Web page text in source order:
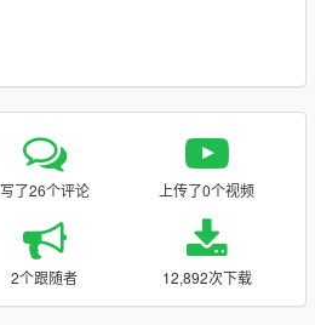
写了26个评论 上传了0个视频
2个跟随者 12,892次下载